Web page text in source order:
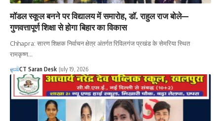
मॉडल स्कूल बनने पर विद्यालय में समारोह, डॉ. राहुल राज बोले—
गुणवत्तापूर्ण शिक्षा से होगा बिहार का विकास
Chhapra: सारण शिक्षक निर्वाचन क्षेत्र अंतर्गत रिविलगंज प्रखंड के सेमरिया स्थित
रामकृष्ण…
CT Saran Desk July 19, 2026